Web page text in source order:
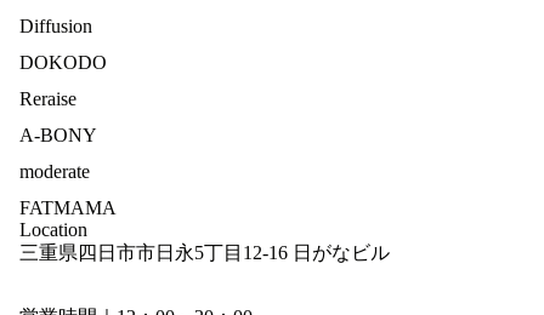
Diffusion
DOKODO
Reraise
A-BONY
moderate
FATMAMA
Location
三重県四日市市日永5丁目12-16 日がなビル